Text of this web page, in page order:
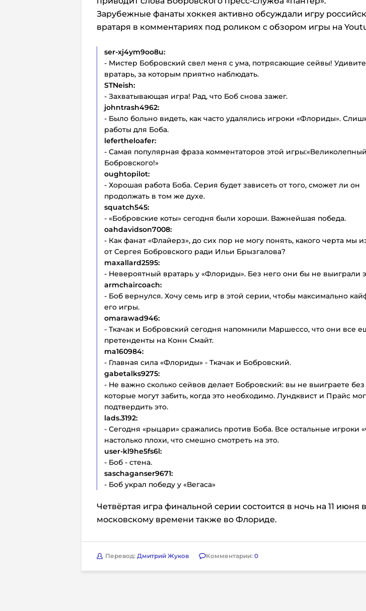
Зарубежные фанаты хоккея активно обсуждали игру
вратаря в комментариях под роликом с обзором игры на
ser-xj4ym9oo8u:
- Мистер Бобровский свел меня с ума, потрясающие сейвы!
вратарь, за которым приятно наблюдать.
STNeish:
- Захватывающая игра! Рад, что Боб снова зажег.
johntrash4962:
- Было больно видеть, как часто удалялись игроки «Флориды».
работы для Боба.
lefertheloafer:
- Самая популярная фраза комментаторов этой
Бобровского!»
oughtopilot:
- Хорошая работа Боба. Серия будет зависеть от того, сможет ли он
продолжать в том же духе.
squatch545:
- «Бобровские коты» сегодня были хороши. Важнейшая победа.
oahdavidson7008:
- Как фанат «Флайерз», до сих пор не могу понять, какого черта мы
от Сергея Бобровского ради Ильи Брызгалова?
maxallard2595:
- Невероятный вратарь у «Флориды». Без него они бы не выиграли
armchaircoach:
- Боб вернулся. Хочу семь игр в этой серии, чтобы максимально
его игры.
omarawad946:
- Ткачак и Бобровский сегодня напомнили Маршессо, что они все
претенденты на Конн Смайт.
ma160984:
- Главная сила «Флориды» - Ткачак и Бобровский.
gabetalks9275:
- Не важно сколько сейвов делает Бобровский: вы не выиграете без
которые могут забить, когда это необходимо. Лундквист и Прайс
подтвердить это.
lads.3192:
- Сегодня «рыцари» сражались против Боба. Все остальные игроки
настолько плохи, что смешно смотреть на это.
user-kl9he5fs6l:
- Боб - стена.
saschaganser9671:
- Боб украл победу у «Вегаса»
Четвёртая игра финальной серии состоится в ночь на 11 июня
московскому времени также во Флориде.
Перевод: Дмитрий Жуков Комментарии: 0